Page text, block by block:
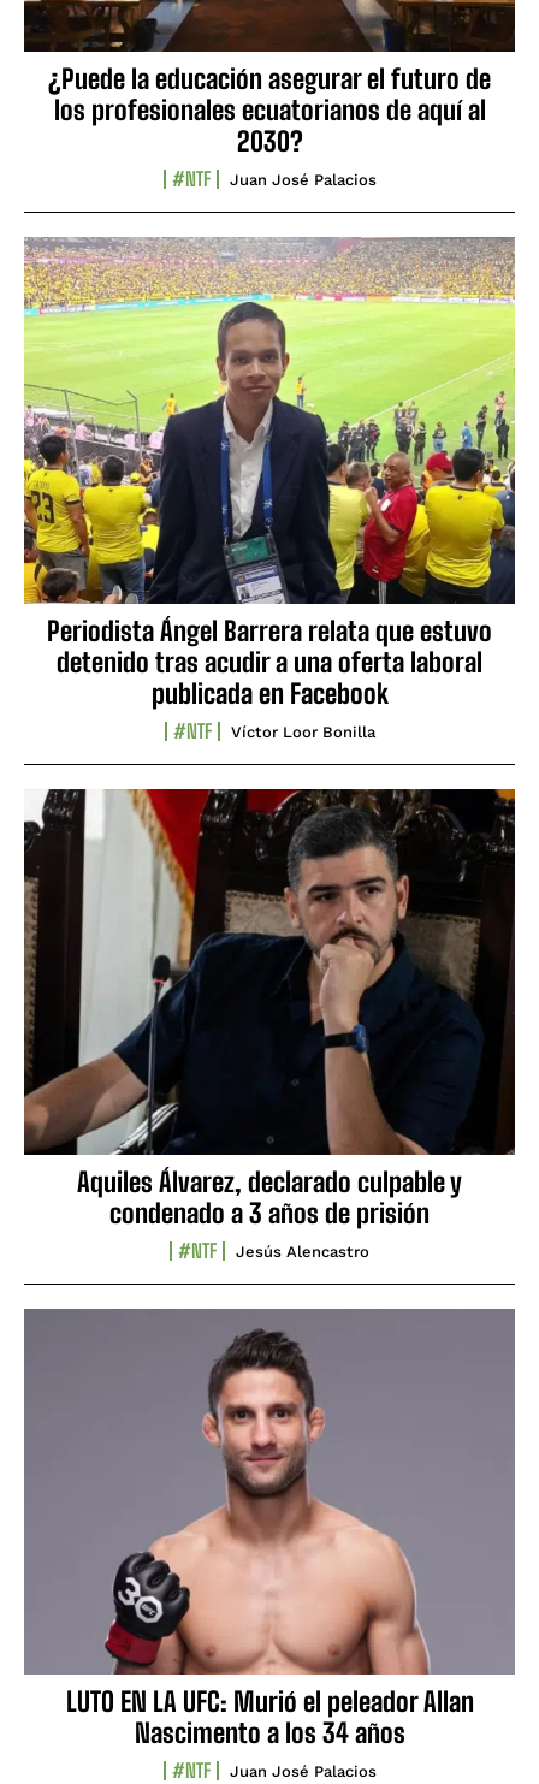
¿Puede la educación asegurar el futuro de
los profesionales ecuatorianos de aquí al
2030?
#NTF Juan José Palacios
Periodista Ángel Barrera relata que estuvo
detenido tras acudir a una oferta laboral
publicada en Facebook
#NTF Víctor Loor Bonilla
Aquiles Álvarez, declarado culpable y
condenado a 3 años de prisión
#NTF Jesús Alencastro
LUTO EN LA UFC: Murió el peleador Allan
Nascimento a los 34 años
#NTF Juan José Palacios